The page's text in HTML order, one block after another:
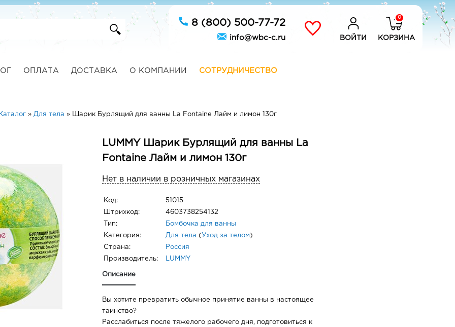
8 (800) 500-77-72
info@wbc-c.ru ВОЙТИ
0
КОРЗИНА
ОПЛАТА ДОСТАВКА О КОМПАНИИ СОТРУДНИЧЕСТВО
Каталог » Для тела » Шарик Бурлящий для ванны La Fontaine Лайм и лимон 130г
LUMMY Шарик Бурлящий для ванны La
Fontaine Лайм и лимон 130г
Нет в наличии в розничных магазинах
Код: 51015
Штрихкод: 4603738254132
Тип: Бомбочка для ванны
Категория: Для тела ( Уход за телом )
Страна: Россия
Производитель: LUMMY
Описание
Вы хотите превратить обычное принятие ванны в настоящее
таинство?
Расслабиться после тяжелого рабочего дня, подготовиться к